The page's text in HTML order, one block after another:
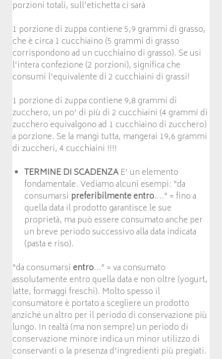
porzioni totali, sull’etichetta ci sarà
1 porzione di zuppa contiene 5,9 grammi di grasso,
che è circa 1 cucchiaino (5 grammi di grasso
corrispondono ad un cucchiaino di grasso). Se usi
l’intera confezione (2 porzioni), significa che
consumi l’equivalente di 2 cucchiaini di grassi!
1 porzione di zuppa contiene 9,8 grammi di
zucchero, un po’ di più di 2 cucchiaini (4 grammi di
zucchero equivalgono ad 1 cucchiaino di zucchero)
a porzione. Se la mangi tutta, mangerai 19,6 grammi
di zuccheri, 4 cucchiaini !!!!
TERMINE DI SCADENZAE’ un elemento
fondamentale. Vediamo alcuni esempi: “da
consumarsi preferibilmente entro….” = fino a
quella data il prodotto garantisce le sue
proprietà, ma può essere consumato anche per
un breve periodo successivo alla data indicata
(pasta e riso).
“da consumarsi entro…” = va consumato
assolutamente entro quella data e non oltre (yogurt,
latte, formaggi freschi). Molto spesso il
consumatore è portato a scegliere un prodotto
anziché un altro per il periodo di conservazione più
lungo. In realtà (ma non sempre) un periodo di
conservazione minore indica un minor utilizzo di
conservanti o la presenza d’ingredienti più pregiati.